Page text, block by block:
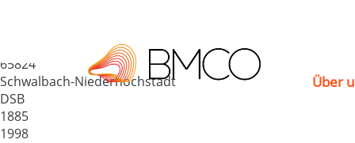
Über
65824
Schwalbach-Niederhöchstadt
DSB
1885
1998